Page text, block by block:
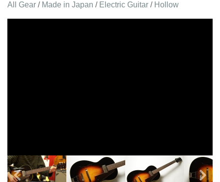
All Gear / Made in Japan / Electric Guitar / Hollow